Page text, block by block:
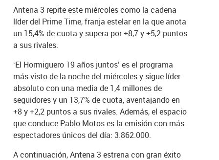
Antena 3 repite este miércoles como la cadena
líder del Prime Time, franja estelar en la que anota
un 15,4% de cuota y supera por +8,7 y +5,2 puntos
a sus rivales.
‘El Hormiguero 19 años juntos’ es el programa
más visto de la noche del miércoles y sigue líder
absoluto con una media de 1,4 millones de
seguidores y un 13,7% de cuota, aventajando en
+8 y +2,2 puntos a sus rivales. Además, el espacio
que conduce Pablo Motos es la emisión con más
espectadores únicos del día: 3.862.000.
A continuación, Antena 3 estrena con gran éxito